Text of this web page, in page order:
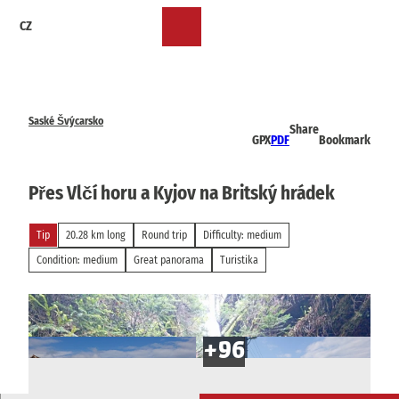
CZ
Saské Švýcarsko
GPXPDF
Share
Bookmark
Přes Vlčí horu a Kyjov na Britský hrádek
Tip 20.28 km long Round trip
Difficulty: medium
Condition: medium
Great panorama Turistika